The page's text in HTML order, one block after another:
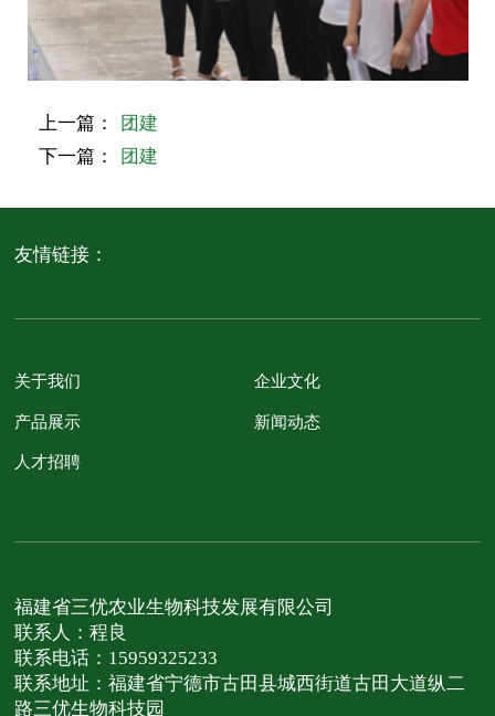
上一篇：
团建
下一篇：
团建
友情链接：
关于我们 企业文化
产品展示 新闻动态
人才招聘
福建省三优农业生物科技发展有限公司
联系人：程良
联系电话：15959325233
联系地址：福建省宁德市古田县城西街道古田大道纵二
路三优生物科技园